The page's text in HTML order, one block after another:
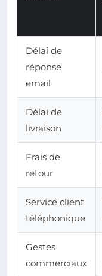
Délai de
réponse
email
Délai de
livraison
Frais de
retour
Service client
téléphonique
Gestes
commerciaux